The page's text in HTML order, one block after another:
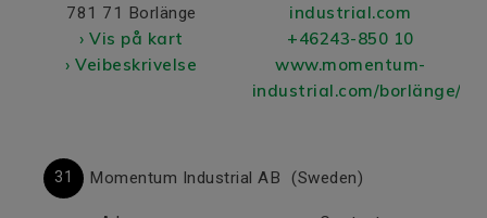
781 71 Borlänge
› Vis på kart
› Veibeskrivelse
industrial.com
+46243-850 10
www.momentum-
industrial.com/borlänge/
31 Momentum Industrial AB (Sweden)